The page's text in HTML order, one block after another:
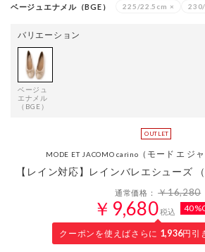
ベージュエナメル（BGE） 225/22.5cm ×
バリエーション
ベージュ
エナメル
（BGE）
MODE ET JACOMO carino （モード エ ジ
【レイン対応】レインバレエシューズ
通常価格：￥16,280
￥9,680税込
クーポンを使えばさらに 1,936円引